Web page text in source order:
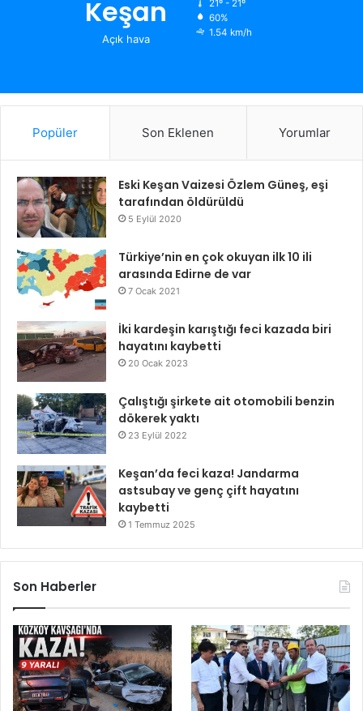
Keşan
Açık hava
21º - 21º
60%
1.54 km/h
Popüler Son Eklenen Yorumlar
Eski Keşan Vaizesi Özlem Güneş, eşi
tarafından öldürüldü
5 Eylül 2020
Türkiye’nin en çok okuyan ilk 10 ili
arasında Edirne de var
7 Ocak 2021
İki kardeşin karıştığı feci kazada biri
hayatını kaybetti
20 Ocak 2023
Çalıştığı şirkete ait otomobili benzin
dökerek yaktı
23 Eylül 2022
Keşan’da feci kaza! Jandarma
astsubay ve genç çift hayatını
kaybetti
1 Temmuz 2025
Son Haberler